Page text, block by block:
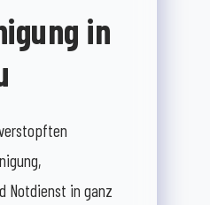
in
Notdienst in ganz